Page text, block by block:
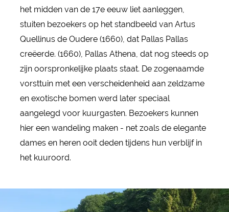
het midden van de 17e eeuw liet aanleggen,
stuiten bezoekers op het standbeeld van Artus
Quellinus de Oudere (1660), dat Pallas Pallas
creëerde. (1660), Pallas Athena, dat nog steeds op
zijn oorspronkelijke plaats staat. De zogenaamde
vorsttuin met een verscheidenheid aan zeldzame
en exotische bomen werd later speciaal
aangelegd voor kuurgasten. Bezoekers kunnen
hier een wandeling maken - net zoals de elegante
dames en heren ooit deden tijdens hun verblijf in
het kuuroord.